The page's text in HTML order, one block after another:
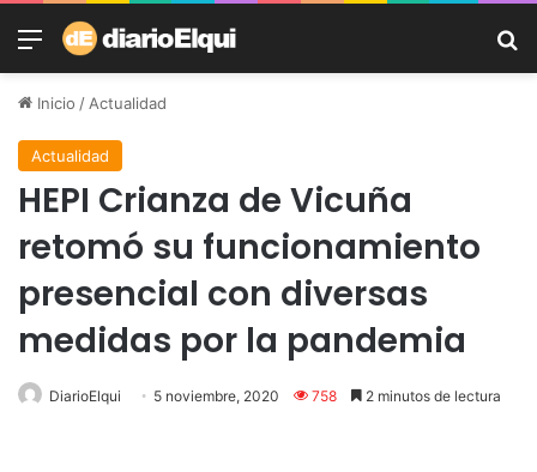
Menú
Inicio /Actualidad
Actualidad
HEPI Crianza de Vicuña
retomó su funcionamiento
presencial con diversas
medidas por la pandemia
DiarioElqui 5 noviembre, 2020 758 2 minutos de lectura